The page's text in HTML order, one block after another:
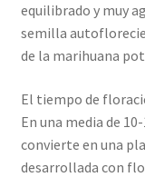
equilibrado y muy
semilla
de la marihuana
El tiempo de
En una media de
convierte en una
desarrollada con